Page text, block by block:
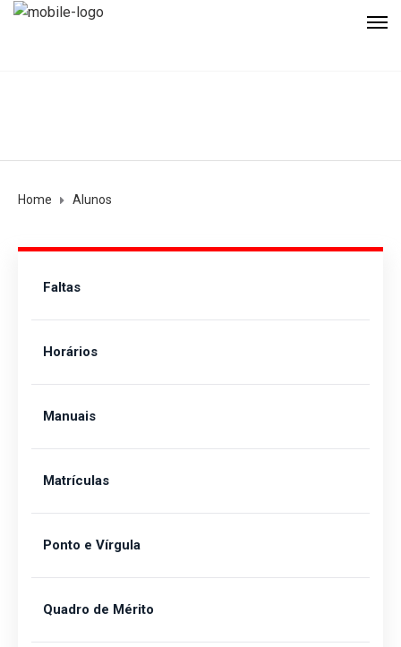
Home Alunos
Faltas
Horários
Manuais
Matrículas
Ponto e Vírgula
Quadro de Mérito